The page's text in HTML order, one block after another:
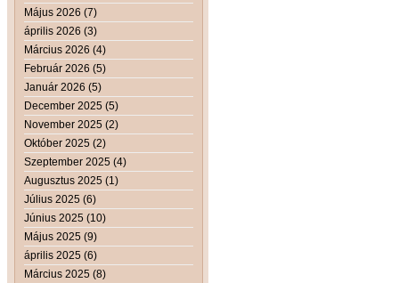
Május 2026 (7)
április 2026 (3)
Március 2026 (4)
Február 2026 (5)
Január 2026 (5)
December 2025 (5)
November 2025 (2)
Október 2025 (2)
Szeptember 2025 (4)
Augusztus 2025 (1)
Július 2025 (6)
Június 2025 (10)
Május 2025 (9)
április 2025 (6)
Március 2025 (8)